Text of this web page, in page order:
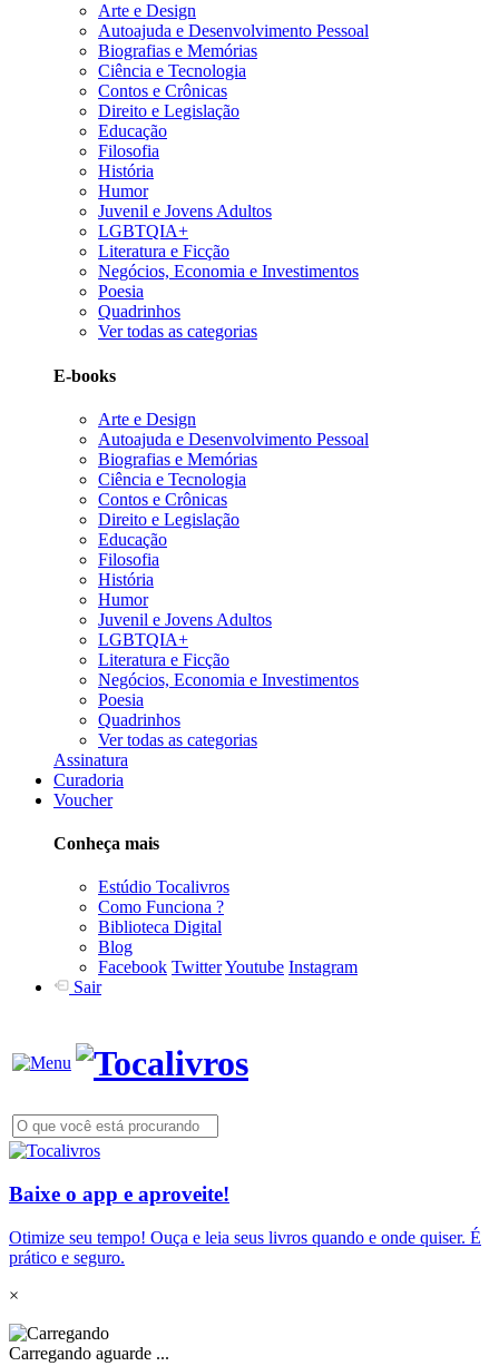
Arte e Design
Autoajuda e Desenvolvimento Pessoal
Biografias e Memórias
Ciência e Tecnologia
Contos e Crônicas
Direito e Legislação
Educação
Filosofia
História
Humor
Juvenil e Jovens Adultos
LGBTQIA+
Literatura e Ficção
Negócios, Economia e Investimentos
Poesia
Quadrinhos
Ver todas as categorias
E-books
Arte e Design
Autoajuda e Desenvolvimento Pessoal
Biografias e Memórias
Ciência e Tecnologia
Contos e Crônicas
Direito e Legislação
Educação
Filosofia
História
Humor
Juvenil e Jovens Adultos
LGBTQIA+
Literatura e Ficção
Negócios, Economia e Investimentos
Poesia
Quadrinhos
Ver todas as categorias
Assinatura
Curadoria
Voucher
Conheça mais
Estúdio Tocalivros
Como Funciona ?
Biblioteca Digital
Blog
Facebook TwitterYoutube Instagram
Sair
Baixe o app e aproveite!
Otimize seu tempo! Ouça e leia seus livros quando e onde quiser. É
prático e seguro.
×
Carregando aguarde ...